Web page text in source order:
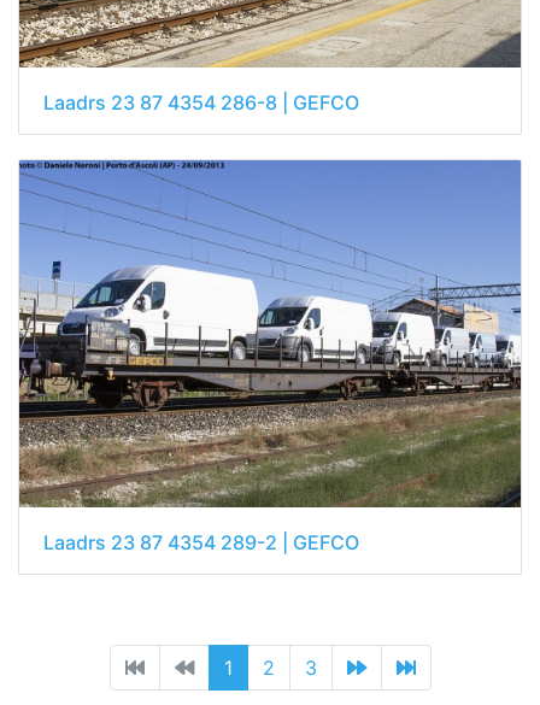
Laadrs 23 87 4354 286-8 | GEFCO
Laadrs 23 87 4354 289-2 | GEFCO
1 2 3